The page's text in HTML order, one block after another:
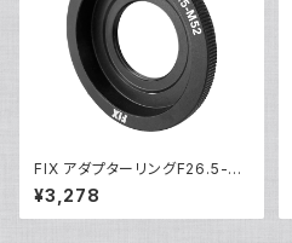
FIX アダプターリングF26.5-M
52 [30612]
¥3,278